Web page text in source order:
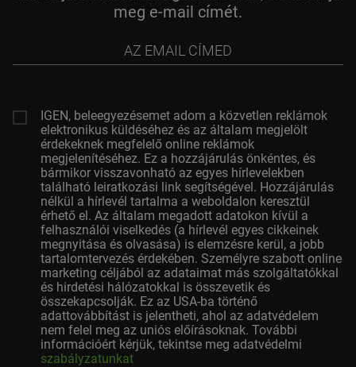
meg e-mail címét.
címed
IGEN, beleegyezésemet adom a közvetlen reklámok
elektronikus küldéséhez és az általam megjelölt
érdekeknek megfelelő online reklámok
megjelenítéséhez. Ez a hozzájárulás önkéntes, és
bármikor visszavonható az egyes hírlevelekben
található leiratkozási link segítségével. Hozzájárulás
nélkül a hírlevél tartalma a weboldalon keresztül
érhető el. Az általam megadott adatokon kívül a
felhasználói viselkedés (a hírlevél egyes cikkeinek
megnyitása és olvasása) is elemzésre kerül, a jobb
tartalomtervezés érdekében. Személyre szabott online
marketing céljából az adataimat más szolgáltatókkal
és hirdetési hálózatokkal is összevetik és
összekapcsolják. Ez az USA-ba történő
adattovábbítást is jelentheti, ahol az adatvédelem
nem felel meg az uniós előírásoknak. További
információért kérjük, tekintse meg adatvédelmi
szabályzatunkat